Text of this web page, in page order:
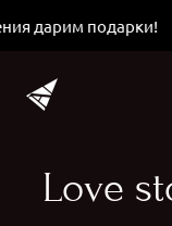
подарки!
Love